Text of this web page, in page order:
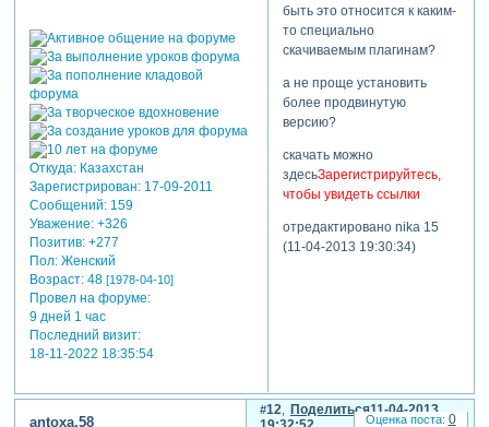
Откуда:Казахстан
Зарегистрирован: 17-09-2011
Сообщений:159
Уважение: +326
Позитив: +277
Пол:Женский
Возраст:48 [1978-04-10]
Провел на форуме:
9 дней 1 час
Последний визит:
18-11-2022 18:35:54
быть это относится к каким-
то специально
скачиваемым плагинам?
а не проще установить
более продвинутую
версию?
скачать можно
здесьЗарегистрируйтесь,
чтобы увидеть ссылки
отредактировано nika 15
(11-04-2013 19:30:34)
Поделиться
12
11-04-2013
antoxa.58 0